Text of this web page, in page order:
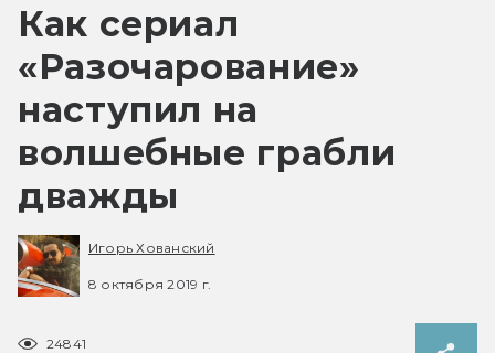
Как сериал
«Разочарование»
наступил на
волшебные грабли
дважды
Игорь Хованский
8 октября 2019 г.
24841